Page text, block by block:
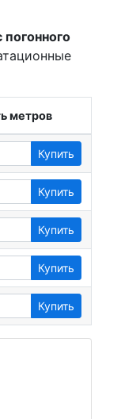
погонного
метров
Купить
Купить
Купить
Купить
Купить